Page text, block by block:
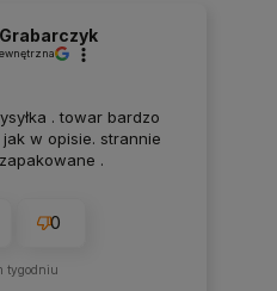
. towar bardzo
w opisie. strannie
.
0
tygodniu